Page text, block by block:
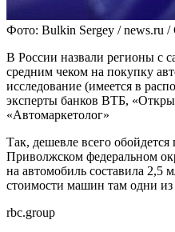
Фото: Bulkin Sergey / news.ru /
В России назвали регионы с
cредним чеком на покупку
исследование (имеется в
эксперты банков ВТБ,
«Автомаркетолог»
Так, дешевле всего
Приволжском федеральном
на автомобиль составила 2,5
стоимости машин там одни
rbc.group